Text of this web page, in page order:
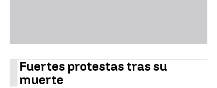
Fuertes protestas tras su
muerte